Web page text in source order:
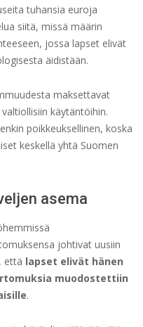
tuhansia euroja
siitä, missä määrin
jossa lapset elivät
äidistään.
maksettavat
käytäntöihin.
poikkeuksellinen, koska
keskellä yhtä Suomen
asema
johtivat uusiin
että lapset elivät hänen
muodostettiin
.